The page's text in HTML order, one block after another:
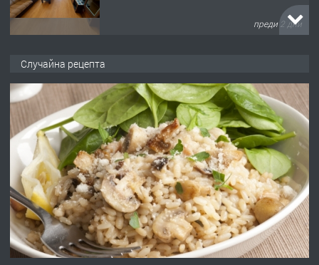
преди 2 дни
АПАРТАМЕНТ В ЦЕНТЪРА НА ГР.
ХАСКОВО
преди 3 дни
ПРЕДЛАГА Давам гараж под наем
преди 3 дни
ПРЕДЛАГА
№4120 Магазин/Офис под наем в кв.
Случайна рецепта